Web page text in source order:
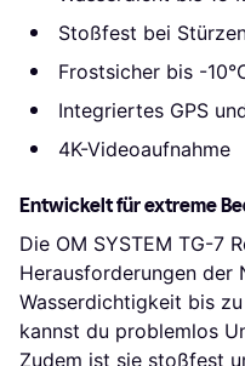
Stoßfest bei
Frostsicher bis -
Integriertes GPS
4K-Videoaufnahme
Entwickelt für extreme
Die OM SYSTEM TG-7
Herausforderungen der
Wasserdichtigkeit bis
kannst du problemlos
Zudem ist sie stoßfest